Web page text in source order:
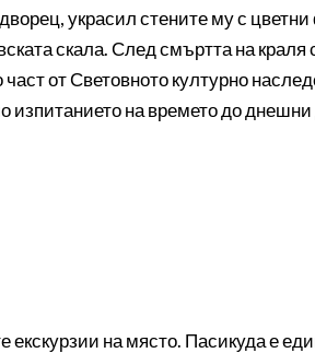
украсил стените му с
скала. След смъртта на краля
от Световното културно
изпитанието на времето до днешни
на място. Пасикуда е